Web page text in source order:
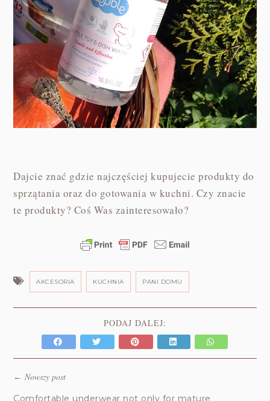
Dajcie znać gdzie najczęściej kupujecie produkty do
sprzątania oraz do gotowania w kuchni. Czy znacie
te produkty? Coś Was zainteresowało?
AKCESORIA KUCHNIA PANI DOMU
PODAJ DALEJ:
←Nowszy post
Comfortable underwear not only for mature